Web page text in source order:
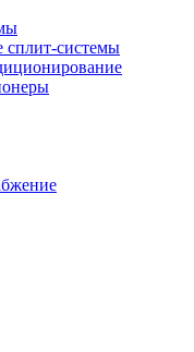
системы